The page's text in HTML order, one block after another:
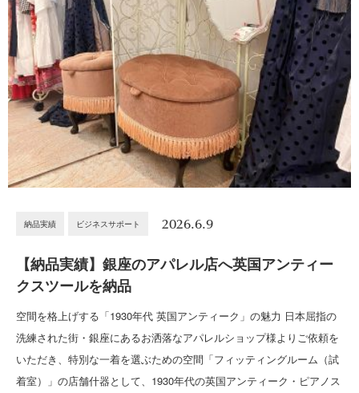
納品実績 ビジネスサポート 2026.6.9
【納品実績】銀座のアパレル店へ英国アンティー
クスツールを納品
空間を格上げする「1930年代 英国アンティーク」の魅力 日本屈指の
洗練された街・銀座にあるお洒落なアパレルショップ様よりご依頼を
いただき、特別な一着を選ぶための空間「フィッティングルーム（試
着室）」の店舗什器として、1930年代の英国アンティーク・ピアノス